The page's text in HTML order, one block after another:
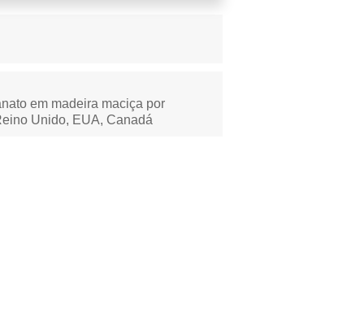
em madeira maciça por
Unido, EUA, Canadá